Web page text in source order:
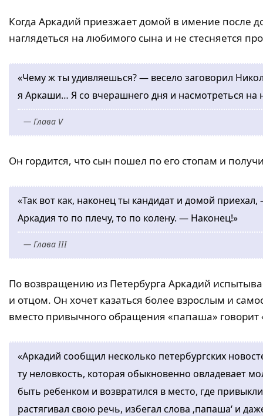
Когда Аркадий приезжает домой в имение после
наглядеться на любимого сына и не стесняется
«Чему ж ты удивляешься? — весело заговорил
я Аркаши… Я со вчерашнего дня и насмотреться на
— Глава V
Он гордится, что сын пошел по его стопам и
«Так вот как, наконец ты кандидат и домой
Аркадия то по плечу, то по колену. — Наконец!»
— Глава III
По возвращению из Петербурга Аркадий
и отцом. Он хочет казаться более взрослым и
вместо привычного обращения «папаша» говорит
«Аркадий сообщил несколько петербургских
ту неловкость, которая обыкновенно овладевает
быть ребенком и возвратился в место, где
растягивал свою речь, избегал слова ‚папаша‘ и